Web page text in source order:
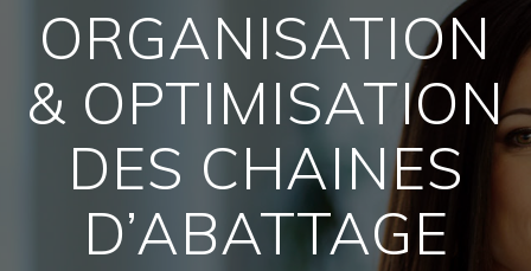
ORGANISATION
& OPTIMISATION
DES CHAINES
D’ABATTAGE